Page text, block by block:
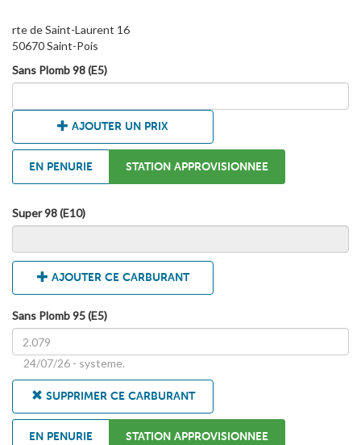
rte de Saint-Laurent 16
50670 Saint-Pois
Sans Plomb 98 (E5)
AJOUTER UN PRIX
EN PENURIE STATION APPROVISIONNEE
Super 98 (E10)
AJOUTER CE CARBURANT
Sans Plomb 95 (E5)
24/07/26 - systeme.
SUPPRIMER CE CARBURANT
EN PENURIE STATION APPROVISIONNEE